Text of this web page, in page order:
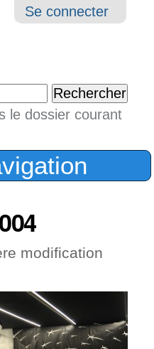
Outils
Se connecter
le dossier courant
modification